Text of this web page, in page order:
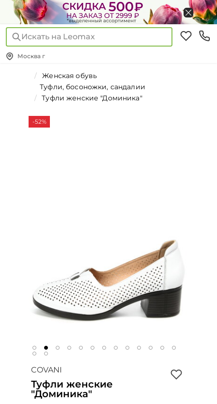
Искать на Leomax
Москва г
Женская обувь
Туфли, босоножки, сандалии
Туфли женские "Доминика"
-52%
COVANI
Туфли женские
"Доминика"